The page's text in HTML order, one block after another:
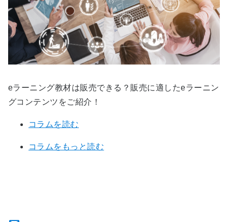
eラーニング教材は販売できる？販売に適したeラーニン
グコンテンツをご紹介！
コラムを読む
コラムをもっと読む